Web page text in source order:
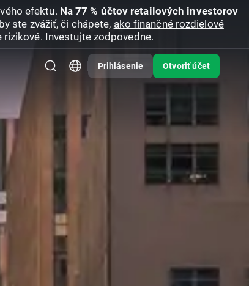
efektu. Na 77 % účtov retailových investorov
ste zvážiť, či chápete, ako finančné rozdielové
rizikové. Investujte zodpovedne.
Prihlásenie Otvoriť účet